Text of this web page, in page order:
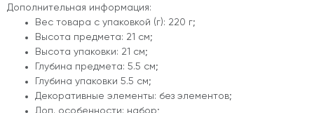
Дополнительная информация:
Вес товара с упаковкой (г): 220 г;
Высота предмета: 21 см;
Высота упаковки: 21 см;
Глубина предмета: 5.5 см;
Глубина упаковки 5.5 см;
Декоративные элементы: без элементов;
Доп. особенности: набор;